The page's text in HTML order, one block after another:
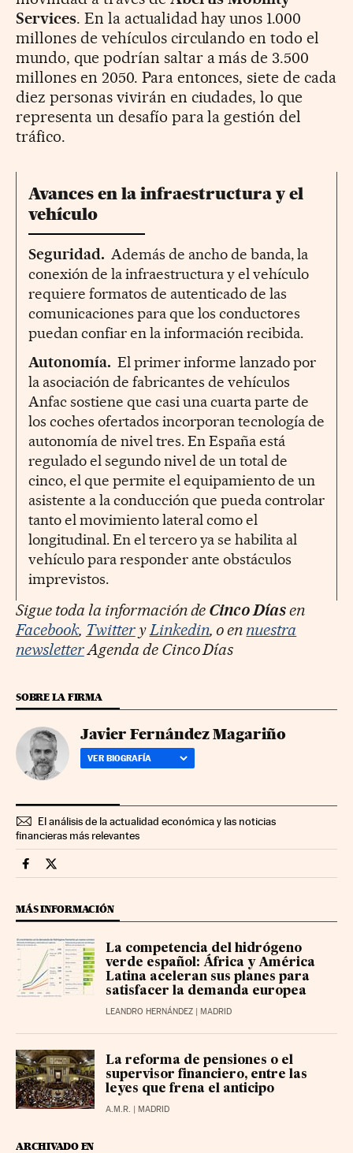
Services. En la actualidad hay unos 1.000
millones de vehículos circulando en todo el
mundo, que podrían saltar a más de 3.500
millones en 2050. Para entonces, siete de cada
diez personas vivirán en ciudades, lo que
representa un desafío para la gestión del
tráfico.
Avances en la infraestructura y el
vehículo
Seguridad. Además de ancho de banda, la
conexión de la infraestructura y el vehículo
requiere formatos de autenticado de las
comunicaciones para que los conductores
puedan confiar en la información recibida.
Autonomía. El primer informe lanzado por
la asociación de fabricantes de vehículos
Anfac sostiene que casi una cuarta parte de
los coches ofertados incorporan tecnología de
autonomía de nivel tres. En España está
regulado el segundo nivel de un total de
cinco, el que permite el equipamiento de un
asistente a la conducción que pueda controlar
tanto el movimiento lateral como el
longitudinal. En el tercero ya se habilita al
vehículo para responder ante obstáculos
imprevistos.
Sigue toda la información de Cinco Díasen
Facebook, Twittery Linkedin, o en nuestra
newsletterAgenda de Cinco Días
SOBRE LA FIRMA
Javier Fernández Magariño
VER BIOGRAFÍA
El análisis de la actualidad económica y las noticias
financieras más relevantes
Companias Cinco Días en Facebook
Companias Cinco Días en Twitter
MÁS INFORMACIÓN
La competencia del hidrógeno
verde español: África y América
Latina aceleran sus planes para
satisfacer la demanda europea
LEANDRO HERNÁNDEZ | MADRID
La reforma de pensiones o el
supervisor financiero, entre las
leyes que frena el anticipo
A.M.R. | MADRID
ARCHIVADO EN